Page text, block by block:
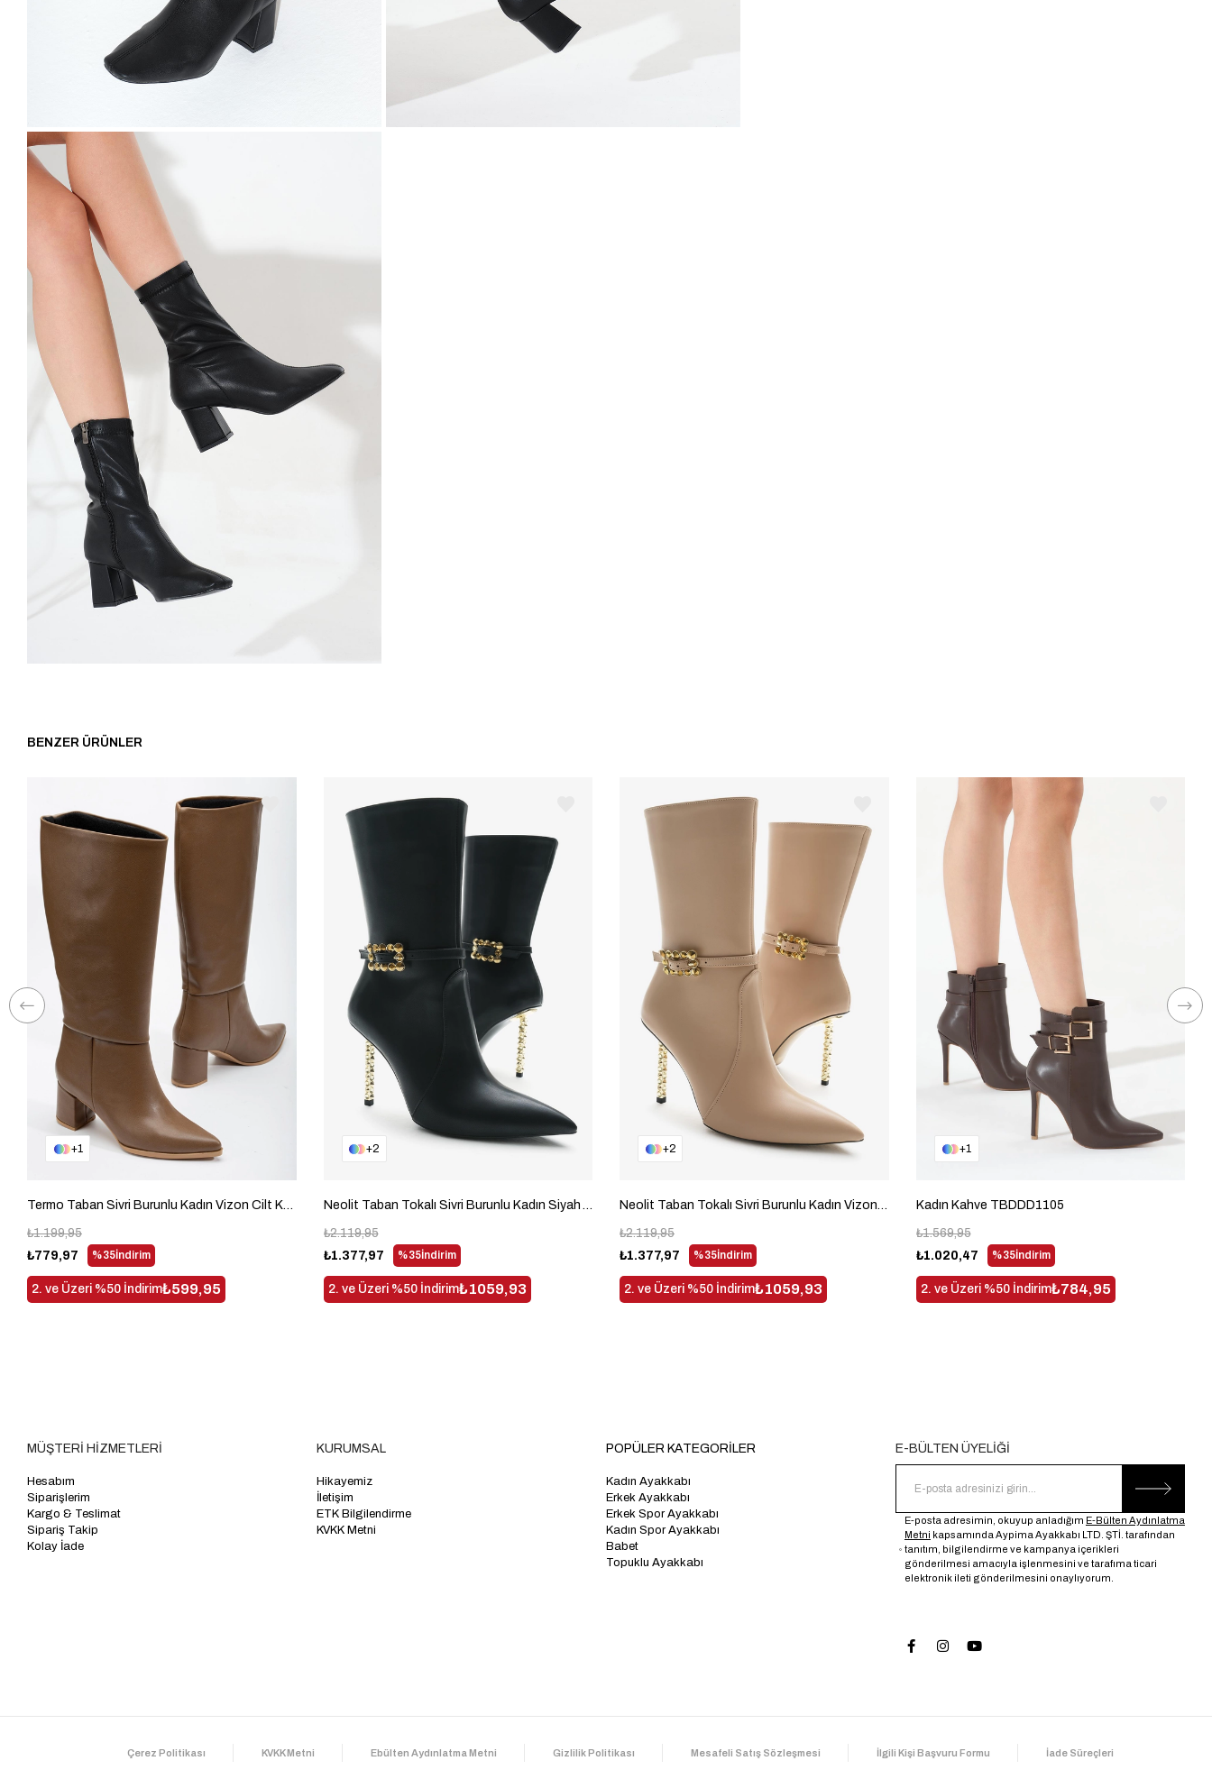
BENZER ÜRÜNLER
1
Termo Taban Sivri Burunlu Kadın Vizon Cilt Kalın Topuklu Çizme TBACR3541
%35İndirim
₺779,97
₺1.199,95
2. ve Üzeri %50 İndirim₺599,95
2
Neolit Taban Tokalı Sivri Burunlu Kadın Siyah Yüksek Topuklu Bot TBDDD1310
%35İndirim
₺1.377,97
₺2.119,95
2. ve Üzeri %50 İndirim₺1059,93
2
Neolit Taban Tokalı Sivri Burunlu Kadın Vizon Yüksek Topuklu Bot TBDDD1310
%35İndirim
₺1.377,97
₺2.119,95
2. ve Üzeri %50 İndirim₺1059,93
1
Kadın Kahve TBDDD1105
%35İndirim
₺1.020,47
₺1.569,95
2. ve Üzeri %50 İndirim₺784,95
MÜŞTERİ HİZMETLERİ
Hesabım
Siparişlerim
Kargo & Teslimat
Sipariş Takip
Kolay İade
KURUMSAL
Hikayemiz
İletişim
ETK Bilgilendirme
KVKK Metni
POPÜLER KATEGORİLER
Kadın Ayakkabı
Erkek Ayakkabı
Erkek Spor Ayakkabı
Kadın Spor Ayakkabı
Babet
Topuklu Ayakkabı
E-BÜLTEN ÜYELİĞİ
E-posta adresimin, okuyup anladığım E-Bülten Aydınlatma
Metni kapsamında Aypima Ayakkabı LTD. ŞTİ. tarafından
tanıtım, bilgilendirme ve kampanya içerikleri
gönderilmesi amacıyla işlenmesini ve tarafıma ticari
elektronik ileti gönderilmesini onaylıyorum.
Çerez Politikası KVKK Metni Ebülten Aydınlatma Metni Gizlilik Politikası Mesafeli Satış Sözleşmesi İlgili Kişi Başvuru Formu İade Süreçleri